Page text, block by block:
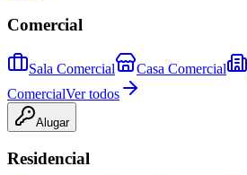
Comercial
Sala Comercial Casa Comercial
ComercialVer todos
Alugar
Residencial